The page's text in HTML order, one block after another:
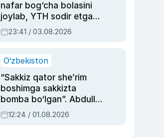
nafar bog‘cha bolasini
joylab, YTH sodir etgan
ayolga sud hukmi o‘qildi
23:41 / 03.08.2026
O‘zbekiston
“Sakkiz qator she’rim
boshimga sakkizta
bomba bo‘lgan”. Abdulla
Oripovni siyosiy
ayblovlardan asrab
12:24 / 01.08.2026